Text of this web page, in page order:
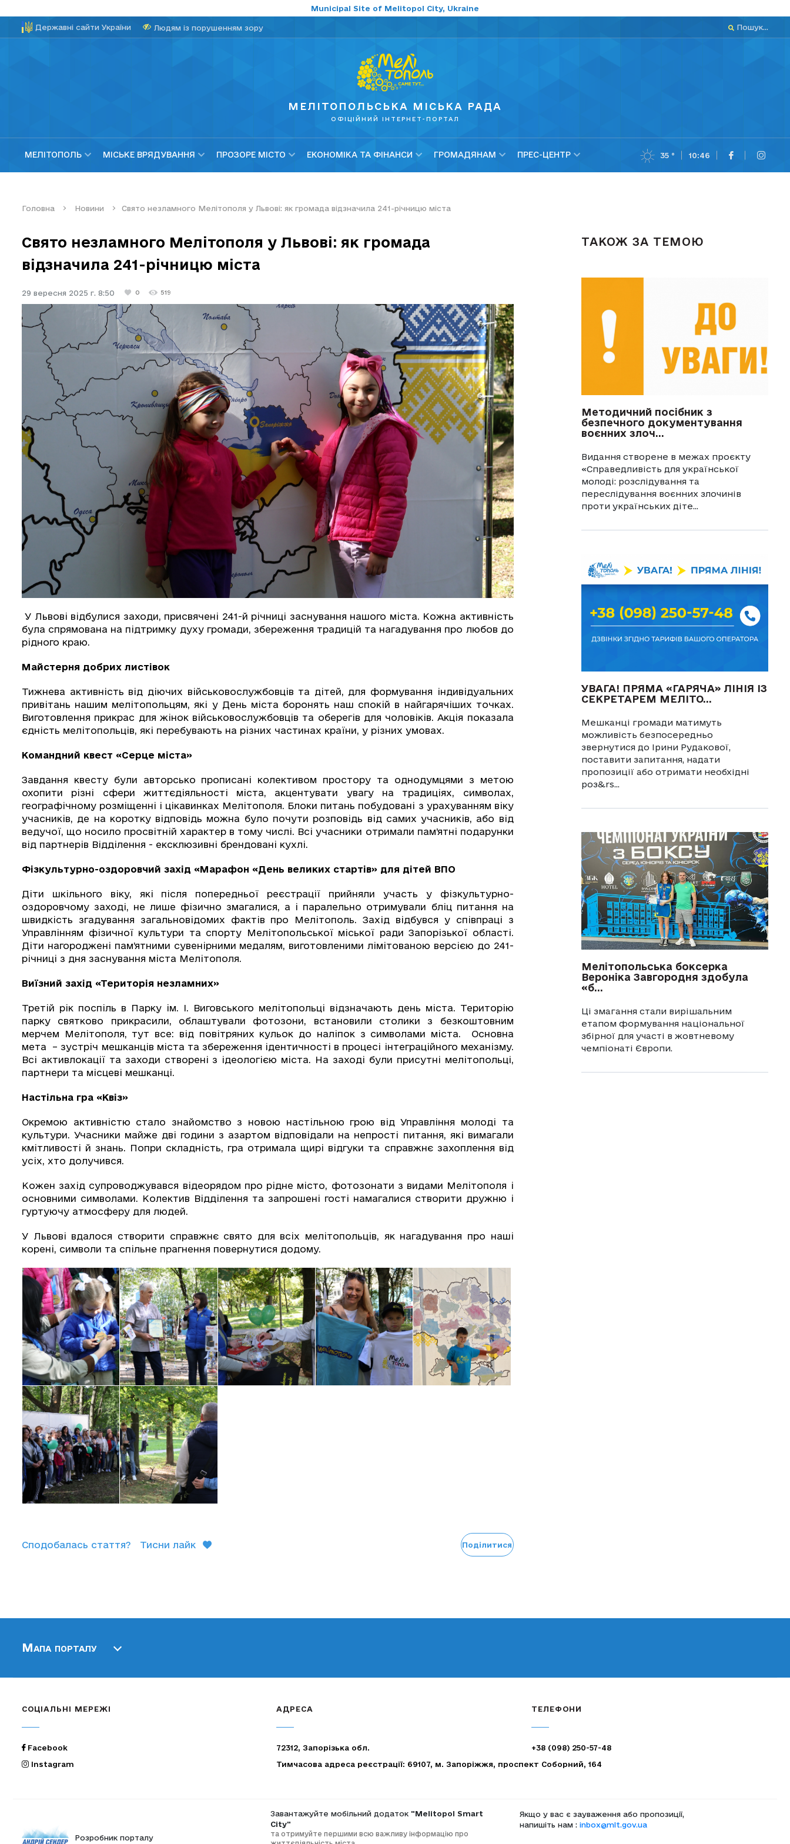
Municipal Site of Melitopol City, Ukraine
Державні сайти України Людям із порушенням зору Пошук...
МЕЛІТОПОЛЬСЬКА МІСЬКА РАДА
ОФІЦІЙНИЙ ІНТЕРНЕТ-ПОРТАЛ
МЕЛІТОПОЛЬ МІСЬКЕ ВРЯДУВАННЯ ПРОЗОРЕ МІСТО ЕКОНОМІКА ТА ФІНАНСИ ГРОМАДЯНАМ ПРЕС-ЦЕНТР 35 ° 10:46
Головна Новини Свято незламного Мелітополя у Львові: як громада відзначила 241-річницю міста
Свято незламного Мелітополя у Львові: як громада
відзначила 241-річницю міста
29 вересня 2025 г. 8:50 0 519
У Львові відбулися заходи, присвячені 241-й річниці заснування нашого міста. Кожна активність
була спрямована на підтримку духу громади, збереження традицій та нагадування про любов до
рідного краю.
Майстерня добрих листівок
Тижнева активність від діючих військовослужбовців та дітей, для формування індивідуальних
привітань нашим мелітопольцям, які у День міста боронять наш спокій в найгарячіших точках.
Виготовлення прикрас для жінок військовослужбовців та оберегів для чоловіків. Акція показала
єдність мелітопольців, які перебувають на різних частинах країни, у різних умовах.
Командний квест «Серце міста»
Завдання квесту були авторсько прописані колективом простору та однодумцями з метою
охопити різні сфери життєдіяльності міста, акцентувати увагу на традиціях, символах,
географічному розміщенні і цікавинках Мелітополя. Блоки питань побудовані з урахуванням віку
учасників, де на коротку відповідь можна було почути розповідь від самих учасників, або від
ведучої, що носило просвітній характер в тому числі. Всі учасники отримали пам’ятні подарунки
від партнерів Відділення - ексклюзивні брендовані кухлі.
Фізкультурно-оздоровчий захід «Марафон «День великих стартів» для дітей ВПО
Діти шкільного віку, які після попередньої реєстрації прийняли участь у фізкультурно-
оздоровчому заході, не лише фізично змагалися, а і паралельно отримували бліц питання на
швидкість згадування загальновідомих фактів про Мелітополь. Захід відбувся у співпраці з
Управлінням фізичної культури та спорту Мелітопольської міської ради Запорізької області.
Діти нагороджені пам’ятними сувенірними медалям, виготовленими лімітованою версією до 241-
річниці з дня заснування міста Мелітополя.
Виїзний захід «Територія незламних»
Третій рік поспіль в Парку ім. І. Виговського мелітопольці відзначають день міста. Територію
парку святково прикрасили, облаштували фотозони, встановили столики з безкоштовним
мерчем Мелітополя, тут все: від повітряних кульок до наліпок з символами міста. Основна
мета – зустріч мешканців міста та збереження ідентичності в процесі інтеграційного механізму.
Всі активлокації та заходи створені з ідеологією міста. На заході були присутні мелітопольці,
партнери та місцеві мешканці.
Настільна гра «Квіз»
Окремою активністю стало знайомство з новою настільною грою від Управління молоді та
культури. Учасники майже дві години з азартом відповідали на непрості питання, які вимагали
кмітливості й знань. Попри складність, гра отримала щирі відгуки та справжнє захоплення від
усіх, хто долучився.
Кожен захід супроводжувався відеорядом про рідне місто, фотозонати з видами Мелітополя і
основними символами. Колектив Відділення та запрошені гості намагалися створити дружню і
гуртуючу атмосферу для людей.
У Львові вдалося створити справжнє свято для всіх мелітопольців, як нагадування про наші
корені, символи та спільне прагнення повернутися додому.
Сподобалась стаття? Тисни лайк Поділитися
ТАКОЖ ЗА ТЕМОЮ
Методичний посібник з
безпечного документування
воєнних злоч...
Видання створене в межах проєкту
«Справедливість для української
молоді: розслідування та
переслідування воєнних злочинів
проти українських діте...
УВАГА! ПРЯМА «ГАРЯЧА» ЛІНІЯ ІЗ
СЕКРЕТАРЕМ МЕЛІТО...
Мешканці громади матимуть
можливість безпосередньо
звернутися до Ірини Рудакової,
поставити запитання, надати
пропозиції або отримати необхідні
роз&rs...
Мелітопольська боксерка
Вероніка Завгородня здобула
«б...
Ці змагання стали вирішальним
етапом формування національної
збірної для участі в жовтневому
чемпіонаті Європи.
Мапа порталу
СОЦІАЛЬНІ МЕРЕЖІ
Facebook
Instagram
АДРЕСА
72312, Запорізька обл.
Тимчасова адреса реєстрації: 69107, м. Запоріжжя, проспект Соборний, 164
ТЕЛЕФОНИ
+38 (098) 250-57-48
Розробник порталу
Завантажуйте мобільний додаток "Melitopol Smart
City"
та отримуйте першими всю важливу інформацію про
Якщо у вас є зауваження або пропозиції,
напишіть нам : inbox@mlt.gov.ua